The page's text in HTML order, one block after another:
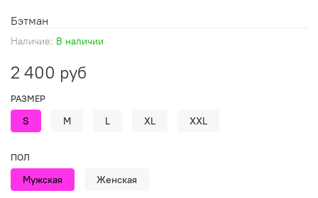
Наличие: В наличии
2 400 руб
РАЗМЕР
S M L XL XXL
ПОЛ
Мужская Женская
Бэтман